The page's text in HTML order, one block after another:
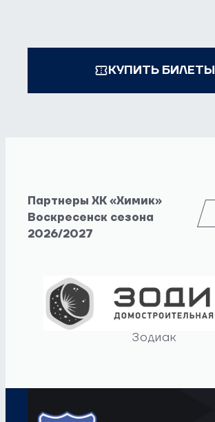
КУПИТЬ БИЛЕТЫ
Партнеры ХК «Химик»
Воскресенск сезона
2026/2027
Зодиак